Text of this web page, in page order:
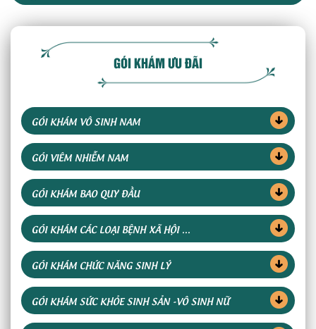
GÓI KHÁM ƯU ĐÃI
GÓI KHÁM VÔ SINH NAM
GÓI VIÊM NHIỄM NAM
GÓI KHÁM BAO QUY ĐẦU
GÓI KHÁM CÁC LOẠI BỆNH XÃ HỘI ...
GÓI KHÁM CHỨC NĂNG SINH LÝ
GÓI KHÁM SỨC KHỎE SINH SẢN -VÔ SINH NỮ